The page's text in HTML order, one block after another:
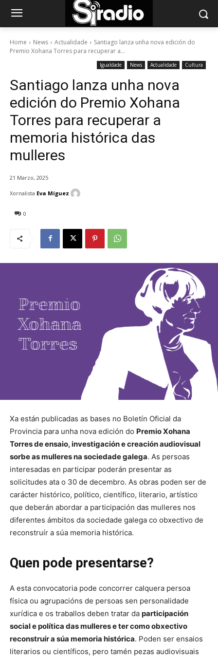
Home News Actualidade
Santiago lanza unha nova edición do
Premio Xohana Torres para recuperar a...
Igualdade News Actualidade Cultura
Santiago lanza unha nova
edición do Premio Xohana
Torres para recuperar a
memoria histórica das
mulleres
21 Marzo, 2025
0
Xornalista Eva Míguez
Xa están publicadas as bases no Boletín Oficial da
Provincia para unha nova edición do Premio Xohana
Torres de ensaio, investigación e creación audiovisual
sorbe as mulleres na sociedade galega. As persoas
interesadas en participar poderán presentar as
solicitudes ata o 30 de decembro. As obras poden ser de
carácter histórico, político, científico, literario, artístico
que deberán abordar a participación das mulleres nos
diferentes ámbitos da sociedade galega co obxectivo de
reconstruír a súa memoria histórica.
Quen pode presentarse?
A esta convocatoria pode concorrer calquera persoa
física ou agrupacións de persoas sen personalidade
xurídica e os traballos deben tratar da participación
social e política das mulleres e ter como obxectivo
reconstruír a súa memoria histórica. Poden ser ensaios
literarios ou científicos, pero tamén pezas audiovisuais